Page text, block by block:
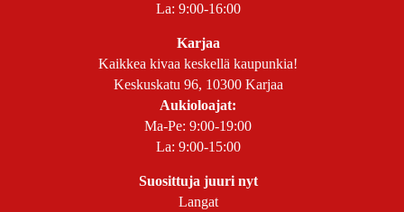
La: 9:00-16:00
Karjaa
Kaikkea kivaa keskellä kaupunkia!
Keskuskatu 96, 10300 Karjaa
Aukioloajat:
Ma-Pe: 9:00-19:00
La: 9:00-15:00
Suosittuja juuri nyt
Langat